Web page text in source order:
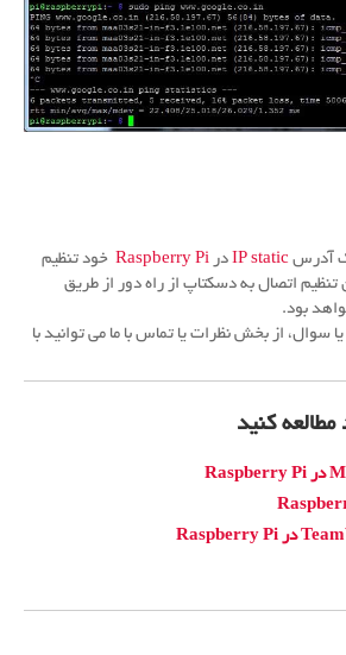
آدرس IP static در Raspberry Pi خود تنظیم
تنظیم اتصال به دسکتاپ از راه دور از طریق
بود.
از بخش نظرات یا تماس با ما می توانید با
کنید